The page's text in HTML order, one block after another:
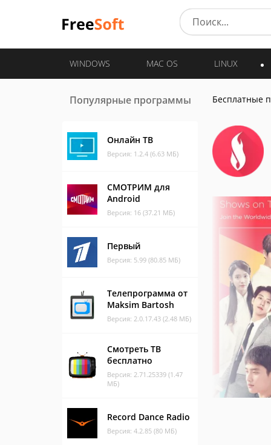
WINDOWS MAC OS LINUX
Популярные программы
Онлайн ТВ
Версия: 1.2.4 (6.63 МБ)
СМОТРИМ для
Android
Версия: 16 (37.21 МБ)
Первый
Версия: 5.99 (80.85 МБ)
Телепрограмма от
Maksim Bartosh
Версия: 2.0.17.43 (2.48 МБ)
Смотреть ТВ
бесплатно
Версия: 2.71.25339 (1.47
МБ)
Record Dance Radio
Версия: 4.2.85 (80 МБ)
Бесплатные